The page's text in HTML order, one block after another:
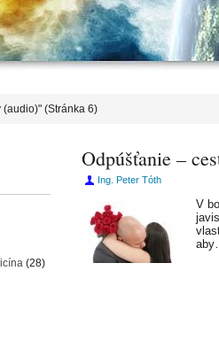
(audio)" (Stránka 6)
Odpúšťanie –
Ing. Peter Tóth
V
(28)